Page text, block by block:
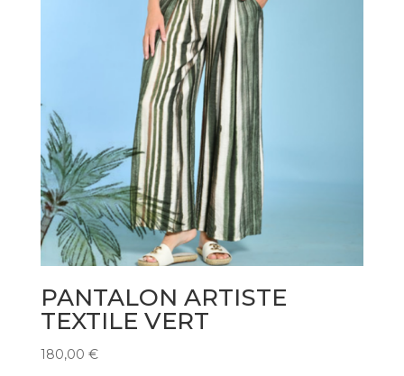
PANTALON ARTISTE
TEXTILE VERT
180,00 €